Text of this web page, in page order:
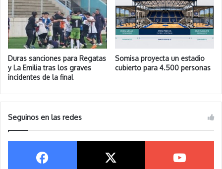
Duras sanciones para Regatas
y La Emilia tras los graves
incidentes de la final
Somisa proyecta un estadio
cubierto para 4.500 personas
Seguinos en las redes